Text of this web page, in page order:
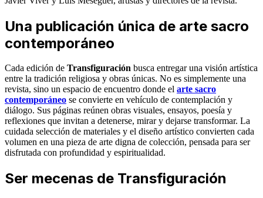
Una publicación única de arte sacro
contemporáneo
Cada edición de Transfiguración busca entregar una visión artística
entre la tradición religiosa y obras únicas. No es simplemente una
revista, sino un espacio de encuentro donde el arte sacro
contemporáneo se convierte en vehículo de contemplación y
diálogo. Sus páginas reúnen obras visuales, ensayos, poesía y
reflexiones que invitan a detenerse, mirar y dejarse transformar. La
cuidada selección de materiales y el diseño artístico convierten cada
volumen en una pieza de arte digna de colección, pensada para ser
disfrutada con profundidad y espiritualidad.
Ser mecenas de Transfiguración